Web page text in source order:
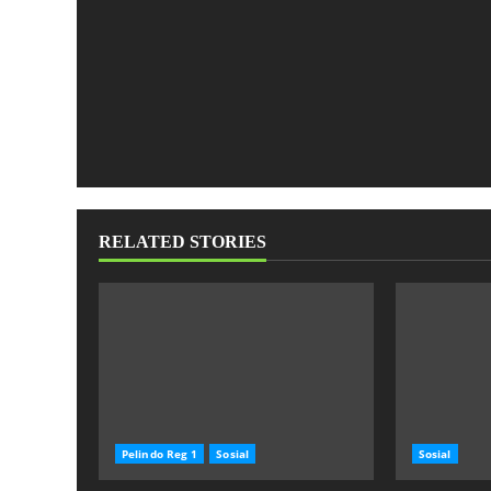
RELATED STORIES
Pelindo Reg 1 Sosial Sosial